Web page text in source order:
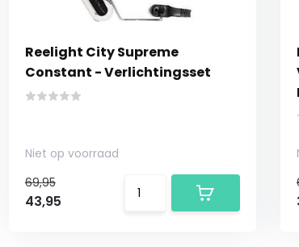
Reelight City Supreme
Constant - Verlichtingsset
Niet op voorraad
69,95
43,95